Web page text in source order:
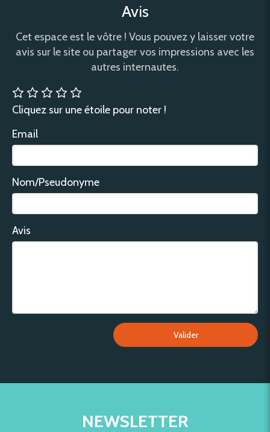
Avis
Cet espace est le vôtre ! Vous pouvez y laisser votre
avis sur le site ou partager vos impressions avec les
autres internautes.
Cliquez sur une étoile pour noter !
Email
Nom/Pseudonyme
Avis
Valider
NEWSLETTER